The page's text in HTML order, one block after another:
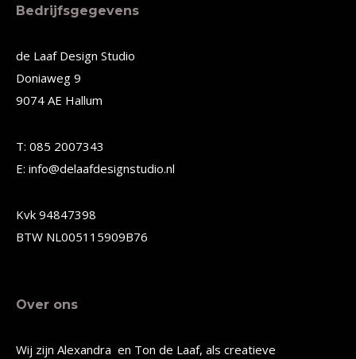
meerdere
Deze
optie
kan
worden
de
productpagina
Bedrijfsgegevens
de Laaf Design Studio
Doniaweg 9
9074 AE Hallum
T: 085 2007343
E: info@delaafdesignstudio.nl
Kvk 94847398
BTW NL005115909B76
Over ons
Wij zijn Alexandra en Ton de Laaf, als creatieve